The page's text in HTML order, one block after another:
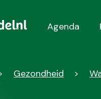
Agenda
Gezondheid